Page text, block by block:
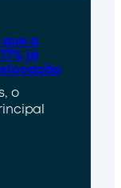
que a
já
o